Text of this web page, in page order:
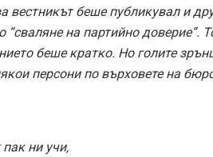
вестникът беше публикувал и
“сваляне на партийно
беше кратко. Но голите
персони по върховете на
пак ни учи,